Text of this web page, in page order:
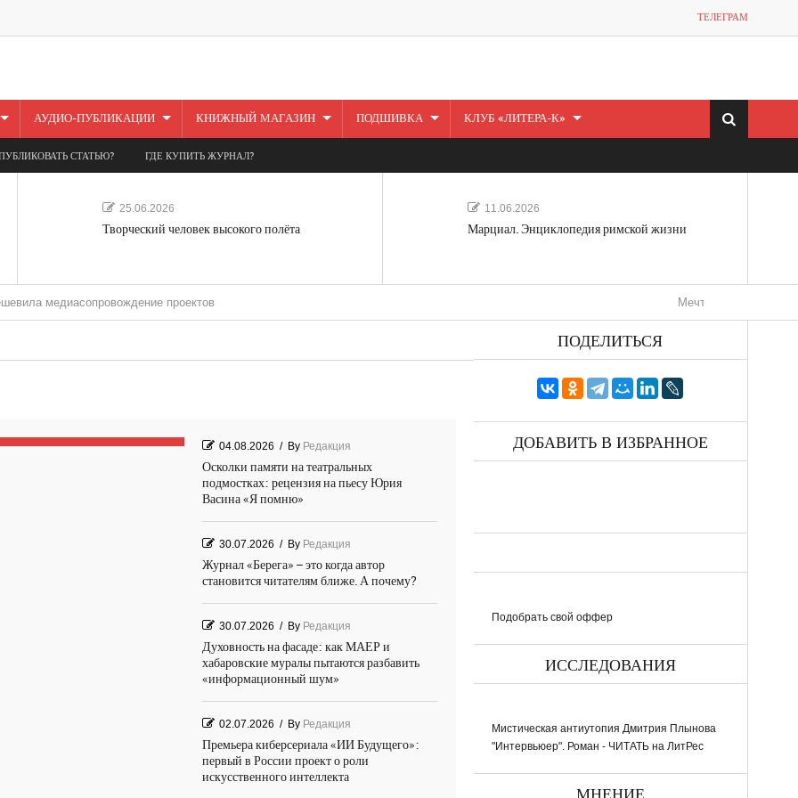
ТЕЛЕГРАМ
АУДИО-ПУБЛИКАЦИИ КНИЖНЫЙ МАГАЗИН ПОДШИВКА КЛУБ «ЛИТЕРА-К»
СТАТЬЮ? ГДЕ КУПИТЬ ЖУРНАЛ?
25.06.2026
Творческий человек высокого полёта
11.06.2026
Марциал. Энциклопедия римской жизни
проектов Мечта, не отдавайся!
04.08.2026 / By Редакция
Осколки памяти на театральных
подмостках: рецензия на пьесу Юрия
Васина «Я помню»
30.07.2026 / By Редакция
Журнал «Берега» – это когда автор
становится читателям ближе. А почему?
30.07.2026 / By Редакция
Духовность на фасаде: как МАЕР и
хабаровские муралы пытаются разбавить
«информационный шум»
02.07.2026 / By Редакция
Премьера киберсериала «ИИ Будущего»:
первый в России проект о роли
искусственного интеллекта
ПОДЕЛИТЬСЯ
ДОБАВИТЬ В ИЗБРАННОЕ
Подобрать свой оффер
ИССЛЕДОВАНИЯ
Мистическая антиутопия Дмитрия Плынова
"Интервьюер". Роман - ЧИТАТЬ на ЛитРес